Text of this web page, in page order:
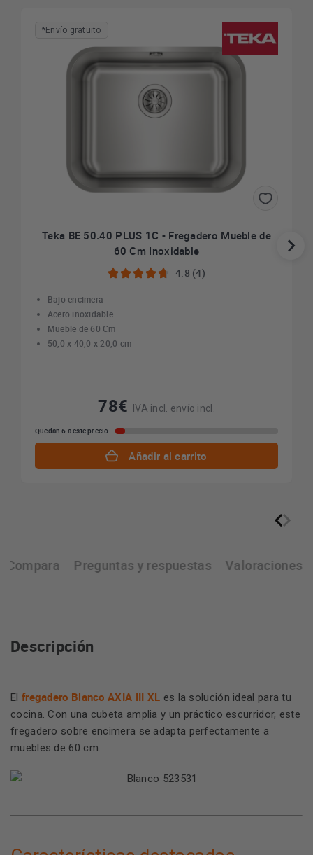
*Envío gratuito
Teka BE 50.40 PLUS 1C - Fregadero Mueble de
60 Cm Inoxidable
4.8 (4)
Bajo encimera
Acero inoxidable
Mueble de 60 Cm
50,0 x 40,0 x 20,0 cm
78€ IVA incl. envío incl.
Quedan 6 a este precio
Añadir al carrito
Compara Preguntas y respuestas Valoraciones
Descripción
El fregadero Blanco AXIA III XL es la solución ideal para tu
cocina. Con una cubeta amplia y un práctico escurridor, este
fregadero sobre encimera se adapta perfectamente a
muebles de 60 cm.